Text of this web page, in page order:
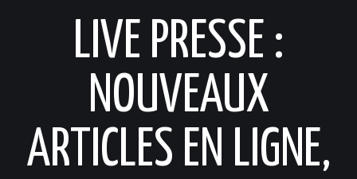
LIVE PRESSE :
NOUVEAUX
ARTICLES EN LIGNE,